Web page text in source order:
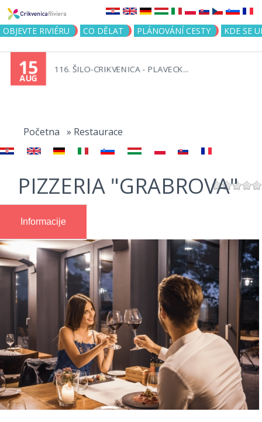
Jump to navigation
OBJEVTE RIVIÉRU CO DĚLAT PLÁNOVÁNÍ CESTY KDE SE
15
AUG
116. ŠILO-CRIKVENICA - PLAVECK...
here
Početna » Restaurace
PIZZERIA "GRABROVA"
Informacije